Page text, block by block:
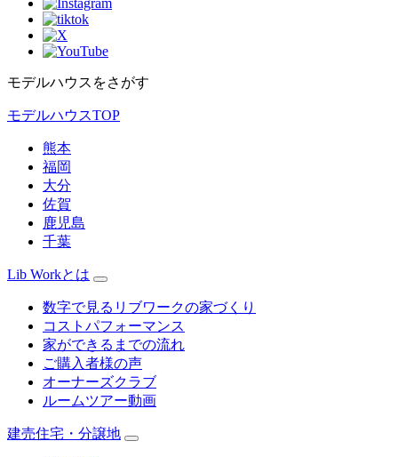
モデルハウスをさがす
モデルハウスTOP
熊本
福岡
大分
佐賀
鹿児島
千葉
Lib Workとは
数字で見るリブワークの家づくり
コストパフォーマンス
家ができるまでの流れ
ご購入者様の声
オーナーズクラブ
ルームツアー動画
建売住宅・分譲地